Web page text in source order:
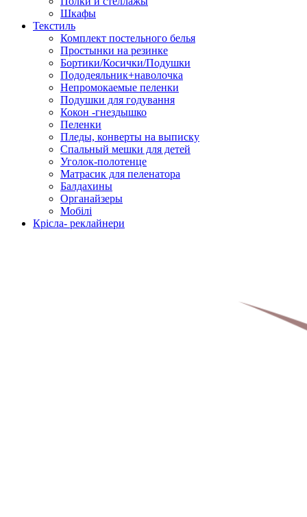
Шкафы
Текстиль
Комплект постельного белья
Простынки на резинке
Бортики/Косички/Подушки
Пододеяльник+наволочка
Непромокаемые пеленки
Подушки для годування
Кокон -гнездышко
Пеленки
Пледы, конверты на выписку
Спальный мешки для детей
Уголок-полотенце
Матрасик для пеленатора
Балдахины
Органайзеры
Мобілі
Крісла- реклайнери